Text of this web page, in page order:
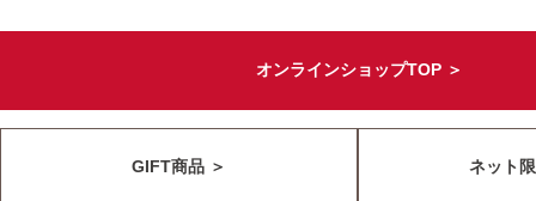
オンラインショップTOP ＞
GIFT商品 ＞ ネット